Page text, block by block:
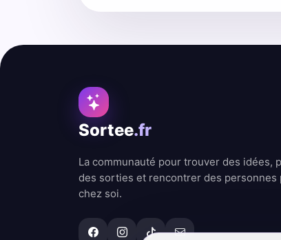
Sortee.fr
La communauté pour trouver des idées,
des sorties et rencontrer des personnes
chez soi.